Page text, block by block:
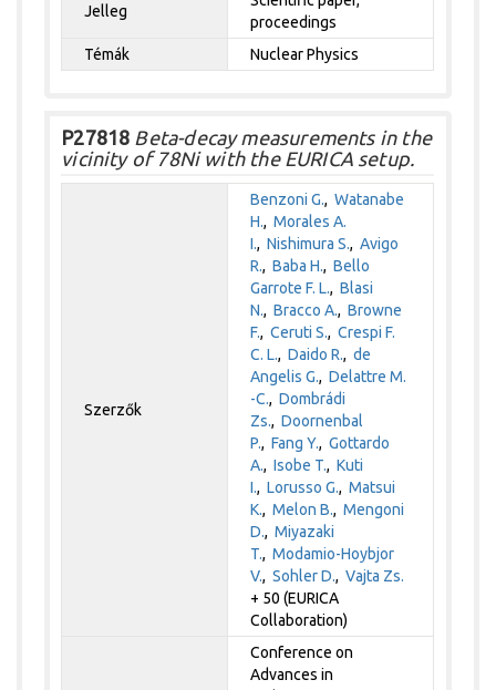
Jelleg
proceedings
Témák
Nuclear Physics
P27818 Beta-decay measurements in the
vicinity of 78Ni with the EURICA setup.
Szerzők
Benzoni G.,Watanabe
H.,Morales A.
I.,Nishimura S.,Avigo
R.,Baba H.,Bello
Garrote F. L.,Blasi
N.,Bracco A.,Browne
F.,Ceruti S.,Crespi F.
C. L.,Daido R.,de
Angelis G.,Delattre M.
-C.,Dombrádi
Zs.,Doornenbal
P.,Fang Y.,Gottardo
A.,Isobe T.,Kuti
I.,Lorusso G.,Matsui
K.,Melon B.,Mengoni
D.,Miyazaki
T.,Modamio-Hoybjor
V.,Sohler D.,Vajta Zs.
+ 50 (EURICA
Collaboration)
Conference on
Advances in